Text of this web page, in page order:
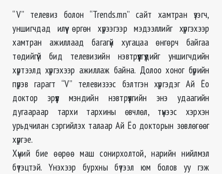
“V” телевиз болон “Trends.mn” сайт хамтран үзэгч,
уншигчдад илүү өргөн хүрээгээр мэдээллийг хүргэхээр
хамтран ажиллаад багагүй хугацаа өнгөрч байгаа
төдийгүй бид телевизийн нэвтрүүлгүүдийг уншигчдийн
хүртээлд хүргэхээр ажиллаж байна. Долоо хоног бүрийн
пүрэв гарагт “V” телевизээс бэлтгэн хүргэдэг Ай Ёо
доктор эрүүл мэндийн нэвтрүүлгийн энэ удаагийн
дугаараар тархи тархины өвчлөл, түүнээс хэрхэн
урьдчилан сэргийлэх талаар Ай Ёо докторын зөвлөгөөг
хүргэе.
Хүний бие өөрөө маш сонирхолтой, нарийн нийлмэл
бүтэцтэй. Үнэхээр бурхны бүтээл юм болов уу гэж